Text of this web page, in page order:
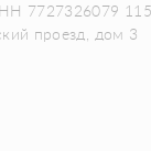
7727326079
проезд, дом 3